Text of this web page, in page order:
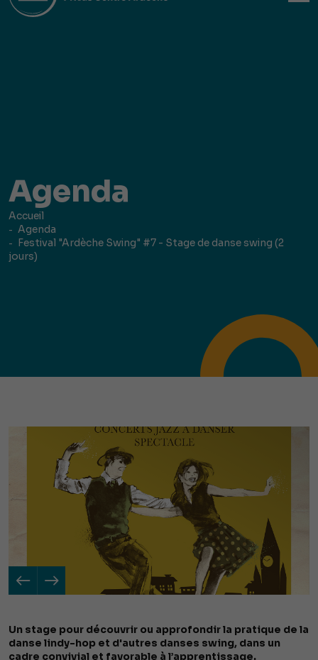
Agenda
Accueil
Agenda
Festival "Ardèche Swing" #7 - Stage de danse swing (2
jours)
Un stage pour découvrir ou approfondir la pratique de la
danse lindy-hop et d'autres danses swing, dans un
cadre convivial et favorable à l’apprentissage.